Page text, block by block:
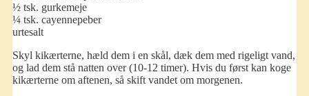
½ tsk. gurkemeje
¼ tsk. cayennepeber
urtesalt
Skyl kikærterne, hæld dem i en skål, dæk dem med rigeligt vand,
og lad dem stå natten over (10-12 timer). Hvis du først kan koge
kikærterne om aftenen, så skift vandet om morgenen.